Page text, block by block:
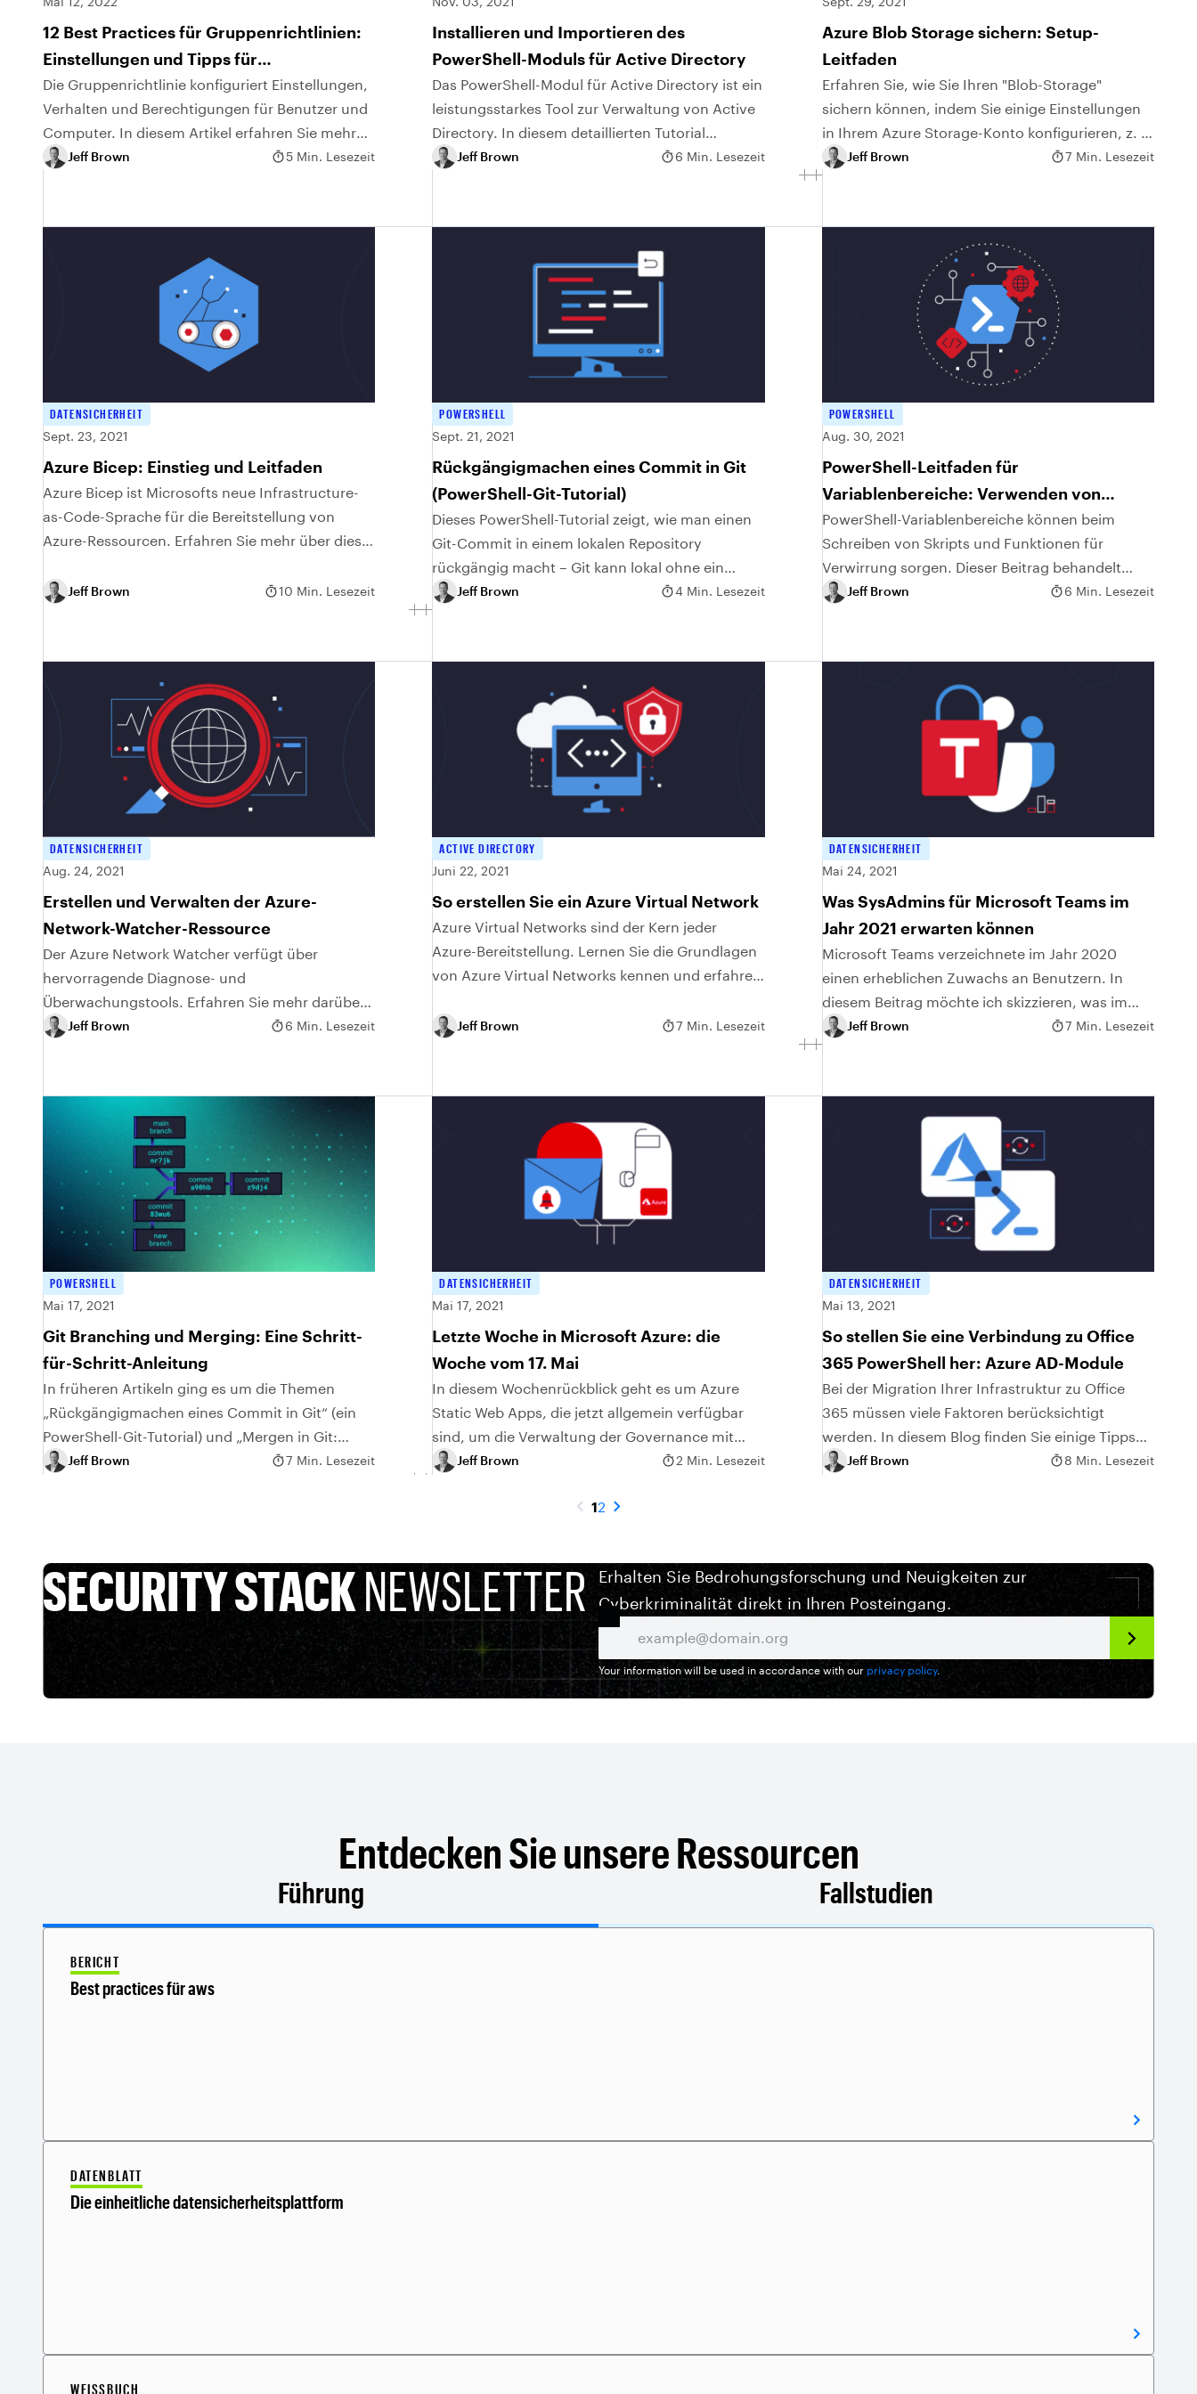
12 Best Practices für Gruppenrichtlinien:
Einstellungen und Tipps für
Administratoren
Die Gruppenrichtlinie konfiguriert Einstellungen,
Verhalten und Berechtigungen für Benutzer und
Computer. In diesem Artikel erfahren Sie mehr
über Best Practices für die Arbeit mit
Jeff Brown 5 Min. Lesezeit
Installieren und Importieren des
PowerShell-Moduls für Active Directory
Das PowerShell-Modul für Active Directory ist ein
leistungsstarkes Tool zur Verwaltung von Active
Directory. In diesem detaillierten Tutorial
erfahren Sie, wie Sie das Modul installieren und
Jeff Brown 6 Min. Lesezeit
Azure Blob Storage sichern: Setup-
Leitfaden
Erfahren Sie, wie Sie Ihren "Blob-Storage"
sichern können, indem Sie einige Einstellungen
in Ihrem Azure Storage-Konto konfigurieren, z. B.
Verschlüsselung, Firewalls und anonymer
Zugriff.
Jeff Brown 7 Min. Lesezeit
DATENSICHERHEIT
Sept. 23, 2021
Azure Bicep: Einstieg und Leitfaden
Azure Bicep ist Microsofts neue Infrastructure-
as-Code-Sprache für die Bereitstellung von
Azure-Ressourcen. Erfahren Sie mehr über diese
Jeff Brown 10 Min. Lesezeit
POWERSHELL
Sept. 21, 2021
Rückgängigmachen eines Commit in Git
(PowerShell-Git-Tutorial)
Dieses PowerShell-Tutorial zeigt, wie man einen
Git-Commit in einem lokalen Repository
rückgängig macht – Git kann lokal ohne ein
Remote-Repository verwendet werden.
Jeff Brown 4 Min. Lesezeit
POWERSHELL
Aug. 30, 2021
PowerShell-Leitfaden für
Variablenbereiche: Verwenden von
Bereichen in Skripts und Modulen
PowerShell-Variablenbereiche können beim
Schreiben von Skripts und Funktionen für
Verwirrung sorgen. Dieser Beitrag behandelt
PowerShell-Bereiche in Hinblick auf Skripts und
Jeff Brown 6 Min. Lesezeit
DATENSICHERHEIT
Aug. 24, 2021
Erstellen und Verwalten der Azure-
Network-Watcher-Ressource
Der Azure Network Watcher verfügt über
hervorragende Diagnose- und
Überwachungstools. Erfahren Sie mehr darüber,
wie Sie einen Network Watcher erstellen und
Jeff Brown 6 Min. Lesezeit
ACTIVE DIRECTORY
Juni 22, 2021
So erstellen Sie ein Azure Virtual Network
Azure Virtual Networks sind der Kern jeder
Azure-Bereitstellung. Lernen Sie die Grundlagen
von Azure Virtual Networks kennen und erfahren
virtuelles Netzwerk erstellen können.
Jeff Brown 7 Min. Lesezeit
DATENSICHERHEIT
Mai 24, 2021
Was SysAdmins für Microsoft Teams im
Jahr 2021 erwarten können
Microsoft Teams verzeichnete im Jahr 2020
einen erheblichen Zuwachs an Benutzern. In
diesem Beitrag möchte ich skizzieren, was im
Jahr 2021 auf Sie zukommt, und meine Best
Practices für Ihre Teams-Bereitstellung
Jeff Brown 7 Min. Lesezeit
POWERSHELL
Mai 17, 2021
Git Branching und Merging: Eine Schritt-
für-Schritt-Anleitung
In früheren Artikeln ging es um die Themen
„Rückgängigmachen eines Commit in Git“ (ein
PowerShell-Git-Tutorial) und „Mergen in Git:
Tutorial zu Remote- und lokalen Git-
Jeff Brown 7 Min. Lesezeit
DATENSICHERHEIT
Mai 17, 2021
Letzte Woche in Microsoft Azure: die
Woche vom 17. Mai
In diesem Wochenrückblick geht es um Azure
Static Web Apps, die jetzt allgemein verfügbar
sind, um die Verwaltung der Governance mit
dem Azure Backup Center und um ein neues
Jeff Brown 2 Min. Lesezeit
DATENSICHERHEIT
Mai 13, 2021
So stellen Sie eine Verbindung zu Office
365 PowerShell her: Azure AD-Module
Bei der Migration Ihrer Infrastruktur zu Office
365 müssen viele Faktoren berücksichtigt
werden. In diesem Blog finden Sie einige Tipps
und Faktoren, die Sie beachten sollten.
Jeff Brown 8 Min. Lesezeit
12
SECURITY STACKNEWSLETTER
Erhalten Sie Bedrohungsforschung und Neuigkeiten zur
Cyberkriminalität direkt in Ihren Posteingang.
Your information will be used in accordance with our privacy policy.
Entdecken Sie unsere Ressourcen
Führung Fallstudien
BERICHT
Best practices für aws
DATENBLATT
Die einheitliche datensicherheitsplattform
WEISSBUCH